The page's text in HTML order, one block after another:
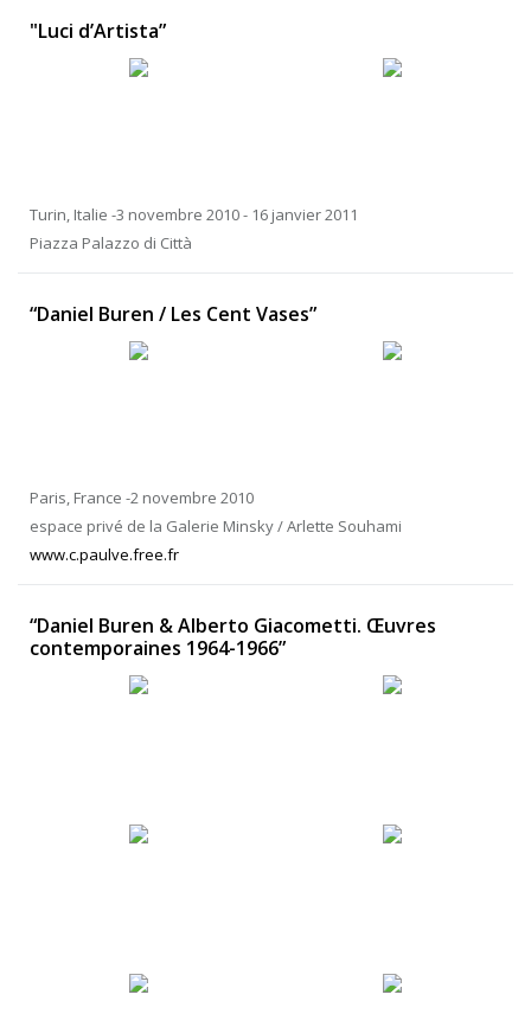
"Luci d’Artista”
Turin, Italie -3 novembre 2010 - 16 janvier 2011
Piazza Palazzo di Città
“Daniel Buren / Les Cent Vases”
Paris, France -2 novembre 2010
espace privé de la Galerie Minsky / Arlette Souhami
www.c.paulve.free.fr
“Daniel Buren & Alberto Giacometti. Œuvres
contemporaines 1964-1966”